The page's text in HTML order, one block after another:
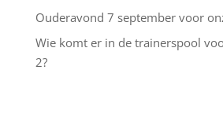
Ouderavond 7 september voor
Wie komt er in de trainerspool
2?